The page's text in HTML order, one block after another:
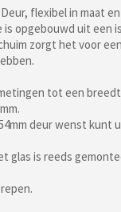
flexibel in maat
opgebouwd uit een
zorgt het voor
tot een
deur wenst kunt
glas is reeds